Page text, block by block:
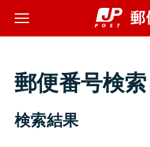
郵便番号検索
検索結果